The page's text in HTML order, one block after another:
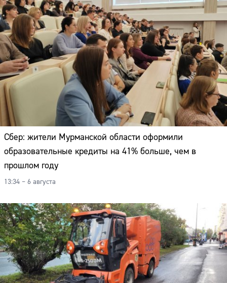
Сбер: жители Мурманской области оформили
образовательные кредиты на 41% больше, чем в
прошлом году
13:34 – 6 августа